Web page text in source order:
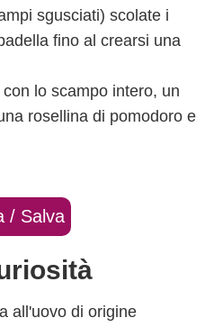
sgusciati) scolate i
fino al crearsi una
lo scampo intero, un
rosellina di pomodoro e
/ Salva
all'uovo di origine